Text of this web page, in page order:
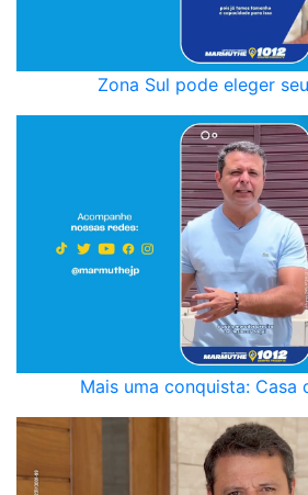
Zona Sul pode eleger
Mais uma conquista: Casa